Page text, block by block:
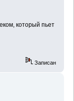
который пьет
Записан